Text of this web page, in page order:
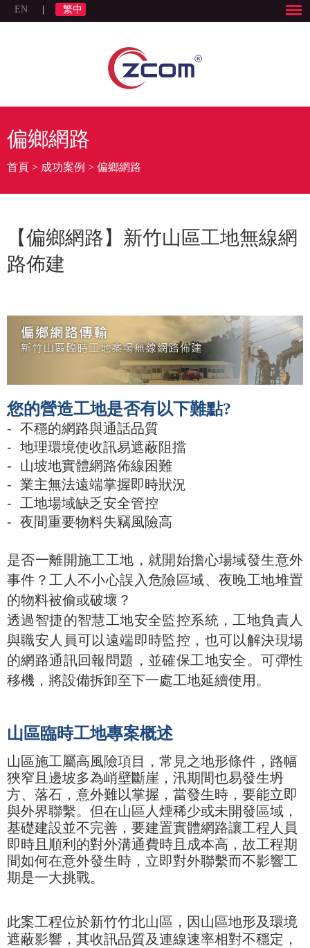
EN 繁中
偏鄉網路
首頁 > 成功案例 > 偏鄉網路
【偏鄉網路】新竹山區工地無線網
路佈建
您的營造工地是否有以下難點?
- 不穩的網路與通話品質
- 地理環境使收訊易遮蔽阻擋
- 山坡地實體網路佈線困難
- 業主無法遠端掌握即時狀況
- 工地場域缺乏安全管控
- 夜間重要物料失竊風險高
是否一離開施工工地，就開始擔心場域發生意外
事件？工人不小心誤入危險區域、夜晚工地堆置
的物料被偷或破壞？
透過智捷的智慧工地安全監控系統，工地負責人
與職安人員可以遠端即時監控，也可以解決現場
的網路通訊回報問題，並確保工地安全。可彈性
移機，將設備拆卸至下一處工地延續使用。
山區臨時工地專案概述
山區施工屬高風險項目，常見之地形條件，路幅
狹窄且邊坡多為峭壁斷崖，汛期間也易發生坍
方、落石，意外難以掌握，當發生時，要能立即
與外界聯繫。但在山區人煙稀少或未開發區域，
基礎建設並不完善，要建置實體網路讓工程人員
即時且順利的對外溝通費時且成本高，故工程期
間如何在意外發生時，立即對外聯繫而不影響工
期是一大挑戰。
此案工程位於新竹竹北山區，因山區地形及環境
遮蔽影響，其收訊品質及連線速率相對不穩定，